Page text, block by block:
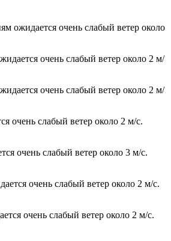
ожидается очень слабый ветер около
очень слабый ветер около 2 м/
очень слабый ветер около 2 м/
очень слабый ветер около 2 м/с.
очень слабый ветер около 3 м/с.
очень слабый ветер около 2 м/с.
очень слабый ветер около 2 м/с.